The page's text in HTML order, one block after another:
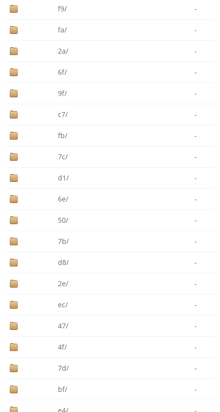
f9/ -
fa/ -
2a/ -
6f/ -
9f/ -
c7/ -
fb/ -
7c/ -
d1/ -
6e/ -
50/ -
7b/ -
d8/ -
2e/ -
ec/ -
47/ -
4f/ -
7d/ -
bf/ -